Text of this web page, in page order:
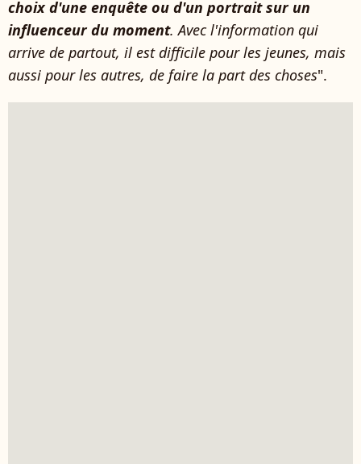
choix d'une enquête ou d'un portrait sur un
influenceur du moment. Avec l'information qui
arrive de partout, il est difficile pour les jeunes, mais
aussi pour les autres, de faire la part des choses".